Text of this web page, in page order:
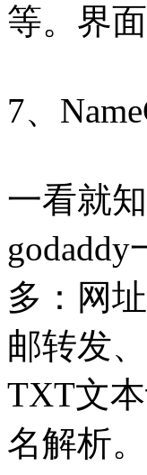
等。界
7、
一看就
多：网
邮转发
TXT文
名解析。